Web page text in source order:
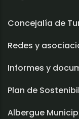
Concejalía de
Redes y
Informes y
Plan de
Albergue